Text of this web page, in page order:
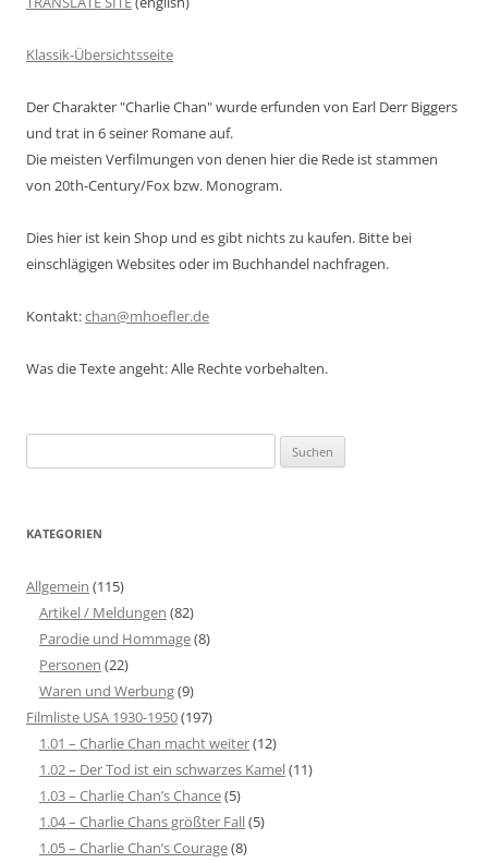
Klassik-Übersichtsseite
Der Charakter "Charlie Chan" wurde erfunden von Earl Derr Biggers
und trat in 6 seiner Romane auf.
Die meisten Verfilmungen von denen hier die Rede ist stammen
von 20th-Century/Fox bzw. Monogram.
Dies hier ist kein Shop und es gibt nichts zu kaufen. Bitte bei
einschlägigen Websites oder im Buchhandel nachfragen.
Kontakt:chan@mhoefler.de
Was die Texte angeht: Alle Rechte vorbehalten.
nach:
KATEGORIEN
Allgemein (115)
Artikel / Meldungen (82)
Parodie und Hommage(8)
Personen (22)
Waren und Werbung(9)
Filmliste USA 1930-1950(197)
1.01 – Charlie Chan macht weiter(12)
1.02 – Der Tod ist ein schwarzes Kamel(11)
1.03 – Charlie Chan’s Chance(5)
1.04 – Charlie Chans größter Fall(5)
1.05 – Charlie Chan’s Courage(8)